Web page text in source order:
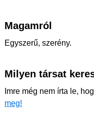
Magamról
Egyszerű, szerény.
Milyen társat
Imre még nem írta le,
meg!